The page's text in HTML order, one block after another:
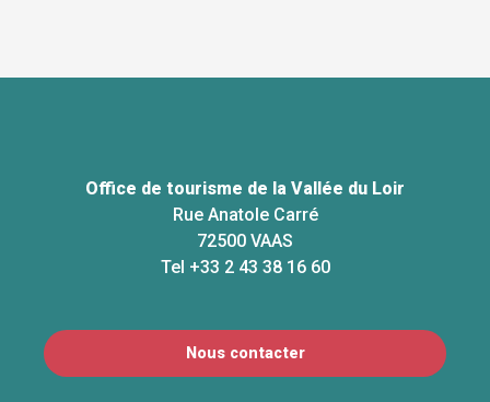
Office de tourisme de la Vallée du Loir
Rue Anatole Carré
72500 VAAS
Tel +33 2 43 38 16 60
Nous contacter